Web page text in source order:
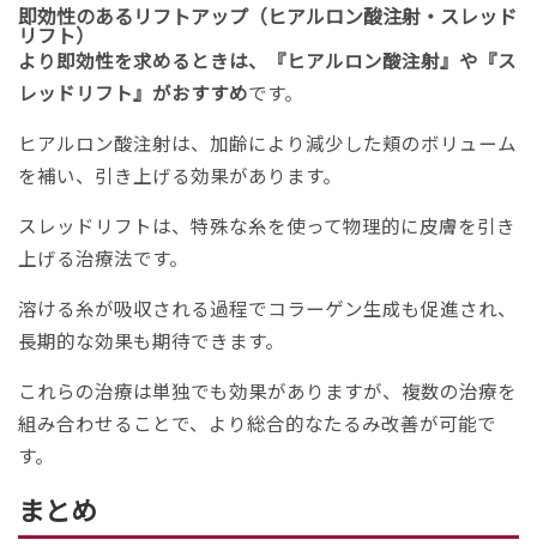
即効性のあるリフトアップ（ヒアルロン酸注射・スレッド
リフト）
より即効性を求めるときは、『ヒアルロン酸注射』や『ス
レッドリフト』がおすすめです。
ヒアルロン酸注射は、加齢により減少した頬のボリューム
を補い、引き上げる効果があります。
スレッドリフトは、特殊な糸を使って物理的に皮膚を引き
上げる治療法です。
溶ける糸が吸収される過程でコラーゲン生成も促進され、
長期的な効果も期待できます。
これらの治療は単独でも効果がありますが、複数の治療を
組み合わせることで、より総合的なたるみ改善が可能で
す。
まとめ